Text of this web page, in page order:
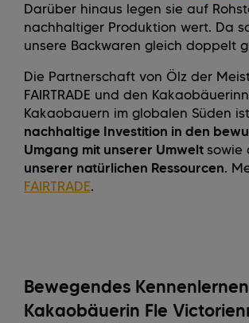
Darüber hinaus legen sie auf
nachhaltiger Produktion wert. Da
unsere Backwaren gleich doppelt
Die Partnerschaft von Ölz der
FAIRTRADE und den
Kakaobauern im globalen Süden
nachhaltige Investition in den
Umgang mit unserer Umwelt sowie
unserer natürlichen Ressourcen.
FAIRTRADE.
Bewegendes
Kakaobäuerin Fle